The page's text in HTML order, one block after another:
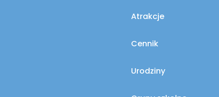
Atrakcje
Cennik
Urodziny